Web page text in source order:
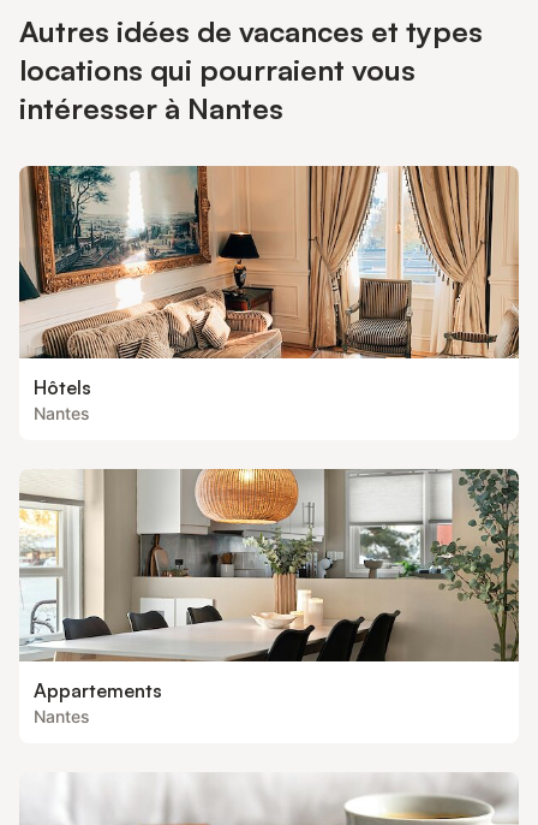
Autres idées de vacances et types
locations qui pourraient vous
intéresser à Nantes
Hôtels
Nantes
Appartements
Nantes